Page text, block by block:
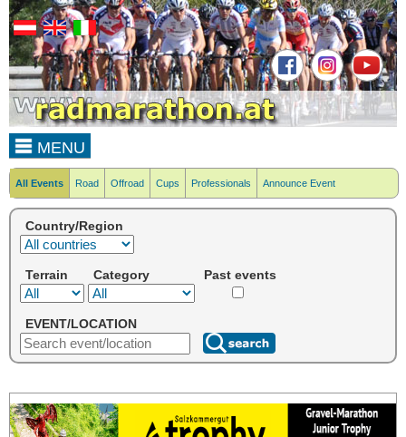
MENU
All Events Road Offroad Cups Professionals Announce Event
Country/Region
Terrain Category Past events
EVENT/LOCATION